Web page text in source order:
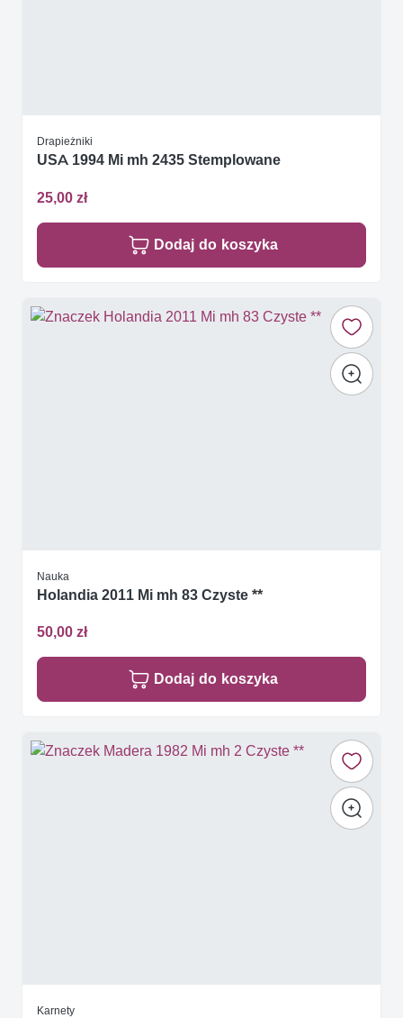
Drapieżniki
USA 1994 Mi mh 2435 Stemplowane
25,00 zł
Dodaj do koszyka
Nauka
Holandia 2011 Mi mh 83 Czyste **
50,00 zł
Dodaj do koszyka
Karnety